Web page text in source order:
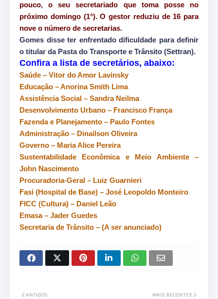
pouco, o seu secretariado que toma posse no
próximo domingo (1°). O gestor reduziu de 16 para
nove o número de secretarias.
Gomes disse ter enfrentado dificuldade para definir
o titular da Pasta do Transporte e Trânsito (Settran).
Confira a lista de secretários, abaixo:
Saúde – Vitor do Amor Lavinsky
Educação – Anorina Smith Lima
Assistência Social – Sandra Neilma
Desenvolvimento Urbano – Francisco França
Fazenda e Planejamento – Paulo Fontes
Administração – Dinailson Oliveira
Governo – Maria Alice Pereira
Sustentabilidade Econômica e Meio Ambiente –
John Nascimento
Procuradoria-Geral – Luiz Guarnieri
Fasi (Hospital de Base) – José Leopoldo Monteiro
FICC (Cultura) – Daniel Leão
Emasa – Jader Guedes
Secretaria de Trânsito – (A ser anunciado)
MAIS RECENTES
ANTIGOS